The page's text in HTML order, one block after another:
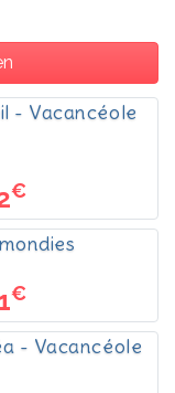
- Vacancéole
€
€
- Vacancéole